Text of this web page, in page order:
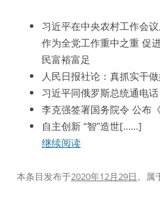
习近平在中央农村工作会
作为全党工作重中之重 促
民富裕富足
人民日报社论：真抓实干
习近平同俄罗斯总统通电话
李克强签署国务院令 公布
自主创新 “智”造世[……]
继续阅读
本条目发布于2020年12月29日。属